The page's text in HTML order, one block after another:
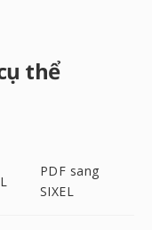
thể
PDF sang
SIXEL